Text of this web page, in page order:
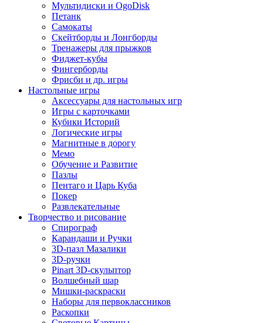
Мультидиски и OgoDisk
Петанк
Самокаты
Скейтборды и Лонгборды
Тренажеры для прыжков
Фиджет-кубы
Фингерборды
Фрисби и др. игры
Настольные игры
Аксессуары для настольных игр
Игры с карточками
Кубики Историй
Логические игры
Магнитные в дорогу
Мемо
Обучение и Развитие
Пазлы
Пентаго и Царь Куба
Покер
Развлекательные
Творчество и рисование
Спирограф
Карандаши и Ручки
3D-пазл Мазалики
3D-ручки
Pinart 3D-скульптор
Волшебный шар
Мишки-раскраски
Наборы для первоклассников
Раскопки